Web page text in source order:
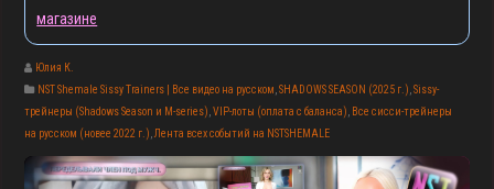
магазине
Юлия К.
NST Shemale Sissy Trainers | Все видео на русском ,SHADOWS SEASON (2025 г.) ,Sissy-
трейнеры (Shadows Season и M-series) ,VIP-лоты (оплата с баланса)
Все сисси-трейнеры
на русском (новее 2022 г.) ,Лента всех событий на NSTSHEMALE